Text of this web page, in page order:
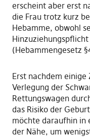
erscheint aber erst
die Frau trotz kurz
Hebamme, obwohl
(Hebammengesetz
Erst nachdem
Verlegung der
Rettungswagen
das Risiko der
möchte daraufhin in
der Nähe, um